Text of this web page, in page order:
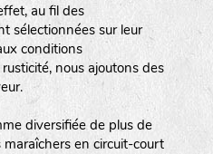
au fil des
sélectionnées sur leur
conditions
nous ajoutons des
diversifiée de plus de
en circuit-court